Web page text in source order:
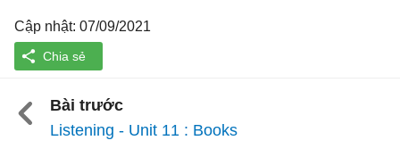
Cập nhật: 07/09/2021
Bài trước
Listening - Unit 11 : Books